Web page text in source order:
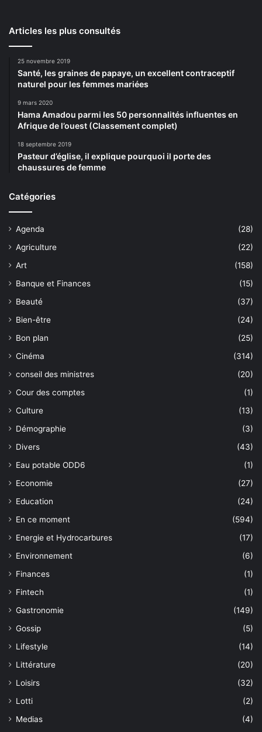
Articles les plus consultés
25 novembre 2019
Santé, les graines de papaye, un excellent contraceptif
naturel pour les femmes mariées
9 mars 2020
Hama Amadou parmi les 50 personnalités influentes en
Afrique de l’ouest (Classement complet)
18 septembre 2019
Pasteur d’église, il explique pourquoi il porte des
chaussures de femme
Catégories
Agenda
(28)
Agriculture
(22)
Art
(158)
Banque et Finances
(15)
Beauté
(37)
Bien-être
(24)
Bon plan
(25)
Cinéma
(314)
conseil des ministres
(20)
Cour des comptes
(1)
Culture
(13)
Démographie
(3)
Divers
(43)
Eau potable ODD6
(1)
Economie
(27)
Education
(24)
En ce moment
(594)
Energie et Hydrocarbures
(17)
Environnement
(6)
Finances
(1)
Fintech
(1)
Gastronomie
(149)
Gossip
(5)
Lifestyle
(14)
Littérature
(20)
Loisirs
(32)
Lotti
(2)
Medias
(4)